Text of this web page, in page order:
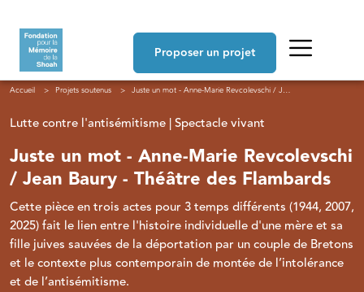
Proposer un projet
Fil d'Ariane
Accueil Projets soutenus Juste un mot - Anne-Marie Revcolevschi / Jean Baury - Théâtre des Flambards
Lutte contre l'antisémitisme | Spectacle vivant
Juste un mot - Anne-Marie Revcolevschi
/ Jean Baury - Théâtre des Flambards
Cette pièce en trois actes pour 3 temps différents (1944, 2007,
2025) fait le lien entre l'histoire individuelle d'une mère et sa
fille juives sauvées de la déportation par un couple de Bretons
et le contexte plus contemporain de montée de l’intolérance
et de l’antisémitisme.